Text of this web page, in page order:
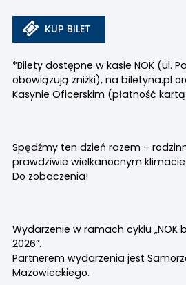
KUP BILET
*Bilety dostępne w kasie NOK (ul.
obowiązują zniżki), na biletyna.pl
Kasynie Oficerskim (płatność
Spędźmy ten dzień razem –
prawdziwie wielkanocnym
Do zobaczenia!
Wydarzenie w ramach cyklu „NOK
2026”.
Partnerem wydarzenia jest
Mazowieckiego.